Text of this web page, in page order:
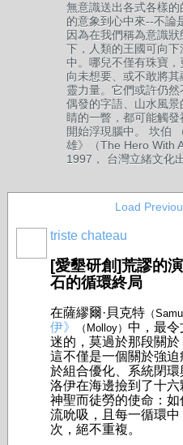
無意識送出各式各樣
的意象到心中來--不論
因為在我們稱為意識
下，人類的王國可向
中。哪兒不僅有珠寶
向未想要、或不敢將
靈力量。它們或許仍
偶發的字語、山水風
睛的一瞥，都可能觸
開始浮現腦中。 坎伯
雄》（The Hero With
1997， 台灣立緒文化
Load
triste chateau
[愛墾研創]荒謬的
石的循環終局
在薩繆爾·貝克特 （
伊》
（Molloy） 中，最令
迷的，莫過於那段關於
這不僅是一個關於強
於組合優化、系統閉
洛伊在海邊撿到了十
神聖而徒勞的使命：
流吮吸，且每一循環
次，絕不重複。